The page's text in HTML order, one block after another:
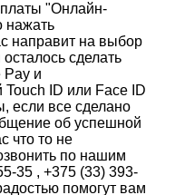
"Онлайн-
нажать
направит на выбор
сделать
Pay и
Touch ID или Face ID
если все сделано
об успешной
что то не
по нашим
35 , +375 (33) 393-
помогут вам